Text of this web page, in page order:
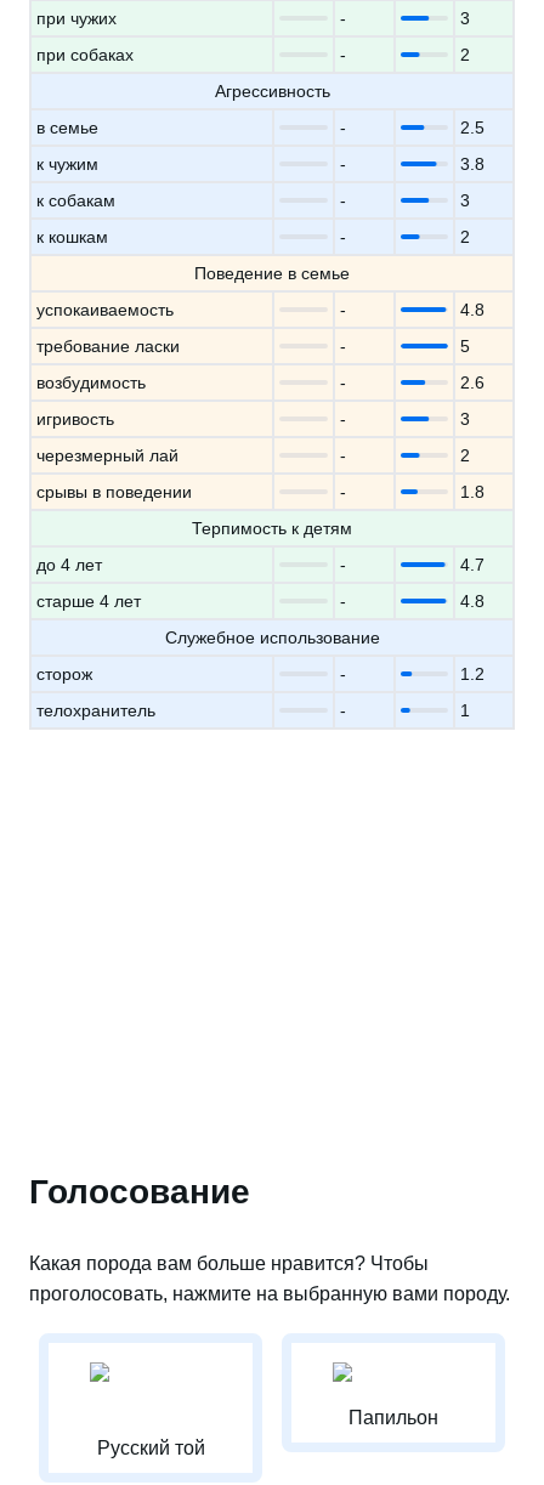
при чужих
-
3
при собаках
-
2
Агрессивность
в семье
-
2.5
к чужим
-
3.8
к собакам
-
3
к кошкам
-
2
Поведение в семье
успокаиваемость
-
4.8
требование ласки
-
5
возбудимость
-
2.6
игривость
-
3
черезмерный лай
-
2
срывы в поведении
-
1.8
Терпимость к детям
до 4 лет
-
4.7
старше 4 лет
-
4.8
Служебное использование
сторож
-
1.2
телохранитель
- 1
Голосование
Какая порода вам больше нравится? Чтобы
проголосовать, нажмите на выбранную вами породу.
Русский той
Папильон